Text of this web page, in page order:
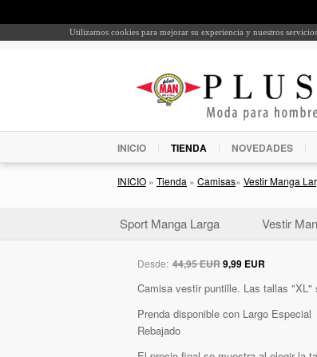
Utilizamos cookies para mejorar su experiencia y nuestros
INICIO TIENDA NOVEDADES
INICIO » Tienda » Camisas» Vestir Manga
Sport Manga Larga Vestir
Desde: 44,95 EUR9,99 EUR
Camisa vestir puntille. Las tallas
Prenda disponible con Largo Especial
Rebajado